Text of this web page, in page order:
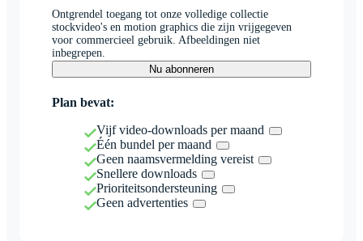
Ontgrendel toegang tot onze volledige collectie
stockvideo's en motion graphics die zijn vrijgegeven
voor commercieel gebruik. Afbeeldingen niet
inbegrepen.
Nu abonneren
Plan bevat:
Vijf video-downloads per maand
Één bundel per maand
Geen naamsvermelding vereist
Snellere downloads
Prioriteitsondersteuning
Geen advertenties